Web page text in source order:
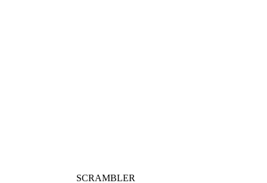
SCRAMBLER